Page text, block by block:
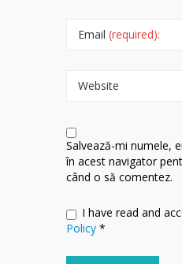
Email (required):
Website
Salvează-mi numele,
în acest navigator
când o să comentez.
I have read and
Policy *